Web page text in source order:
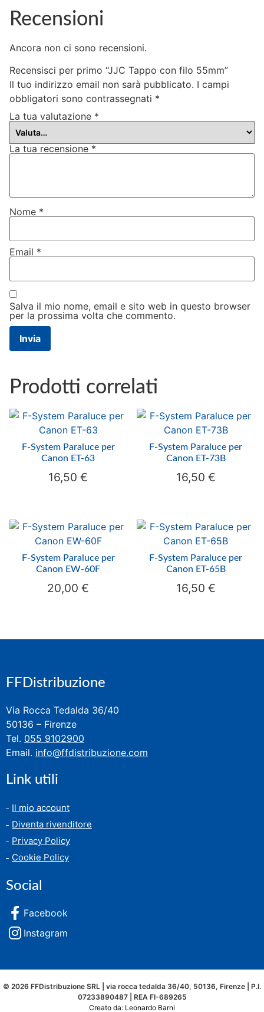
Recensioni
Ancora non ci sono recensioni.
Recensisci per primo “JJC Tappo con filo 55mm”
Il tuo indirizzo email non sarà pubblicato. I campi
obbligatori sono contrassegnati *
La tua valutazione *
La tua recensione *
Nome *
Email *
Salva il mio nome, email e sito web in questo browser
per la prossima volta che commento.
Prodotti correlati
F-System Paraluce per
Canon ET-63
16,50€
F-System Paraluce per
Canon ET-73B
16,50 €
F-System Paraluce per
Canon EW-60F
20,00€
F-System Paraluce per
Canon ET-65B
16,50 €
FFDistribuzione
Via Rocca Tedalda 36/40
50136 – Firenze
Tel. 055 9102900
Email. info@ffdistribuzione.com
Link utili
Il mio account
Diventa rivenditore
Privacy Policy
Cookie Policy
Social
Facebook
Instagram
© 2026 FFDistribuzione SRL | via rocca tedalda 36/40, 50136, Firenze | P.I.
07233890487 | REA FI-689265
Creato da: Leonardo Barni